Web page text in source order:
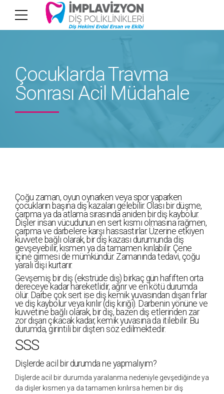
Çocuklarda Travma
Sonrası Acil Müdahale
Çoğu zaman, oyun oynarken veya spor yaparken
çocukların başına diş kazaları gelebilir. Olası bir düşme,
çarpma ya da atlama sırasında aniden bir diş kaybolur.
Dişler insan vücudunun en sert kısmı olmasına rağmen,
çarpma ve darbelere karşı hassastırlar. Üzerine etkiyen
kuvvete bağlı olarak, bir diş kazası durumunda diş
gevşeyebilir, kısmen ya da tamamen kırılabilir. Çene
içine girmesi de mümkündür. Zamanında tedavi, çoğu
yaralı dişi kurtarır.
Gevşemiş bir diş (ekstrüde diş) birkaç gün hafiften orta
dereceye kadar hareketlidir, ağrır ve en kötü durumda
ölür. Darbe çok sert ise diş kemik yuvasından dışarı fırlar
ve diş kaybolur veya kırılır (diş kırığı). Darbenin yönüne ve
kuvvetine bağlı olarak, bir diş, bazen diş etlerinden zar
zor dışarı çıkacak kadar, kemik yuvasına da itilebilir. Bu
durumda, girintili bir dişten söz edilmektedir.
SSS
Dişlerde acil bir durumda ne yapmalıyım?
Dişlerde acil bir durumda yaralanma nedeniyle gevşediğinde ya
da dişler kısmen ya da tamamen kırılırsa hemen bir diş